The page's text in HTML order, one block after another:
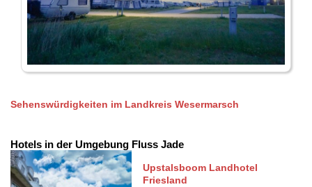
Sehenswürdigkeiten im Landkreis Wesermarsch
Hotels in der Umgebung Fluss Jade
Upstalsboom Landhotel
Friesland